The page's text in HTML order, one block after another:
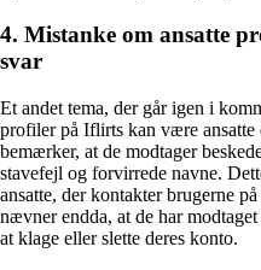
4. Mistanke om ansatte
svar
Et andet tema, der går igen i
profiler på Iflirts kan være ansatte
bemærker, at de modtager
stavefejl og forvirrede navne.
ansatte, der kontakter brugerne
nævner endda, at de har
at klage eller slette deres konto.